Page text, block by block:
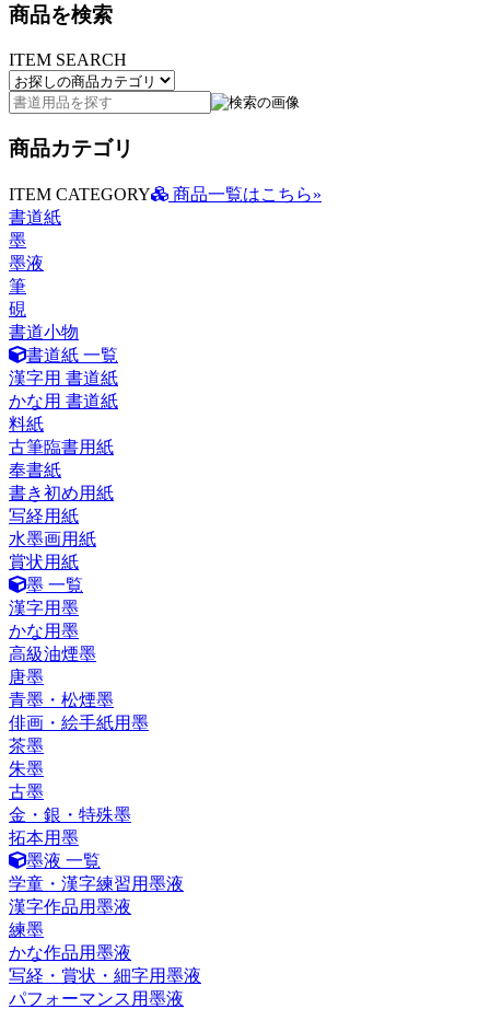
商品を検索
ITEM SEARCH
商品カテゴリ
ITEM CATEGORY
商品一覧はこちら»
書道紙
墨
墨液
筆
硯
書道小物
書道紙 一覧
漢字用 書道紙
かな用 書道紙
料紙
古筆臨書用紙
奉書紙
書き初め用紙
写経用紙
水墨画用紙
賞状用紙
墨 一覧
漢字用墨
かな用墨
高級油煙墨
唐墨
青墨・松煙墨
俳画・絵手紙用墨
茶墨
朱墨
古墨
金・銀・特殊墨
拓本用墨
墨液 一覧
学童・漢字練習用墨液
漢字作品用墨液
練墨
かな作品用墨液
写経・賞状・細字用墨液
パフォーマンス用墨液